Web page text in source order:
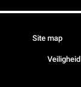
Site map
Veiligheid